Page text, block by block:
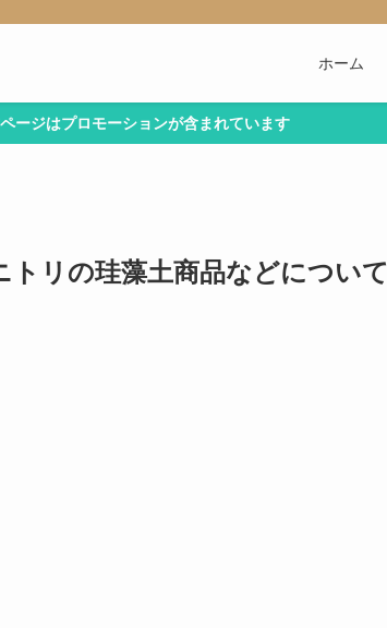
ホーム
ージはプロモーションが含まれています
リの珪藻土商品などについて